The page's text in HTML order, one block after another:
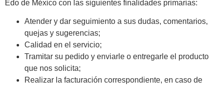
Edo de México con las siguientes finalidades primarias:
Atender y dar seguimiento a sus dudas, comentarios,
quejas y sugerencias;
Calidad en el servicio;
Tramitar su pedido y enviarle o entregarle el producto
que nos solicita;
Realizar la facturación correspondiente, en caso de